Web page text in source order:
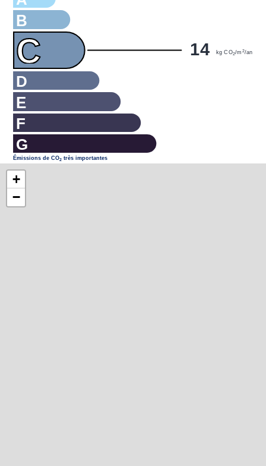
B
14 kg CO2/m 2/an
C
D
E
F
G
Émissions de CO2 très importantes
+
−